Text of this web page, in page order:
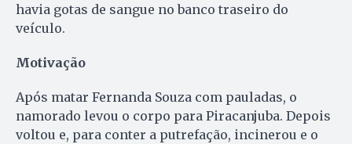
havia gotas de sangue no banco traseiro do
veículo.
Motivação
Após matar Fernanda Souza com pauladas, o
namorado levou o corpo para Piracanjuba. Depois
voltou e, para conter a putrefação, incinerou e o